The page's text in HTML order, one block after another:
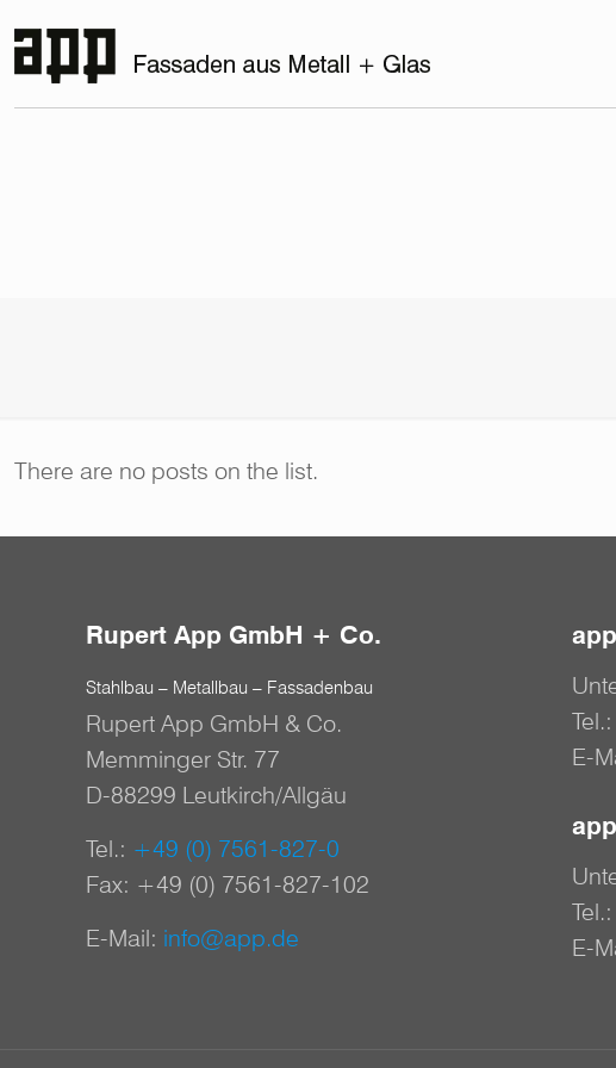
There are no posts on the list.
Rupert App GmbH + Co.
Stahlbau – Metallbau – Fassadenbau
Rupert App GmbH & Co.
Memminger Str. 77
D-88299 Leutkirch/Allgäu
Tel.: +49 (0) 7561-827-0
Fax: +49 (0) 7561-827-102
E-Mail: info@app.de
Tel.:
E-
Tel.:
E-